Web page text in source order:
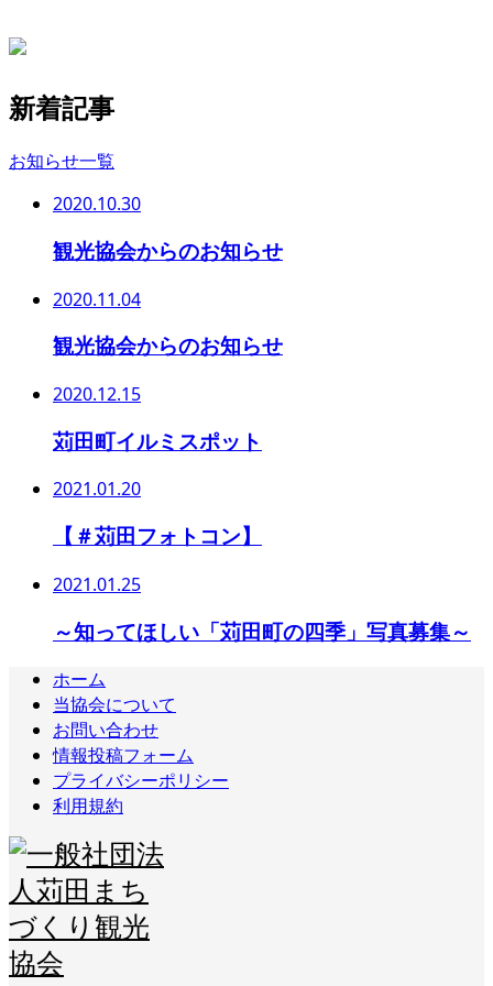
新着記事
お知らせ一覧
2020.10.30
観光協会からのお知らせ
2020.11.04
観光協会からのお知らせ
2020.12.15
苅田町イルミスポット
2021.01.20
【＃苅田フォトコン】
2021.01.25
～知ってほしい「苅田町の四季」写真募集～
ホーム
当協会について
お問い合わせ
情報投稿フォーム
プライバシーポリシー
利用規約